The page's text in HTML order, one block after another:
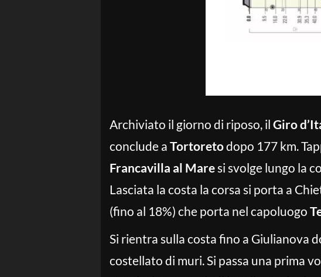
Archiviato il giorno di riposo, il Giro
conclude a Tortoretodopo 177 km.
Francavilla al Maresi svolge lungo la
Lasciata la costa la corsa si porta a
(fino al 18%) che porta nel capoluogo
Si rientra sulla costa fino a Giulianova
costellato di muri. Si passa una prima